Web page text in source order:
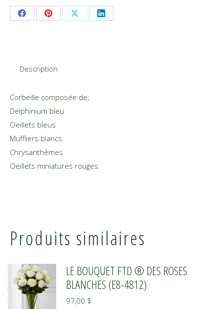
Share Share Share Share
Description
Corbeille composée de;
Delphinium bleu
Oeillets bleus
Muffliers blancs
Chrysanthèmes
Oeillets miniatures rouges
Produits similaires
LE BOUQUET FTD ® DES ROSES
BLANCHES (E8-4812)
97,00 $